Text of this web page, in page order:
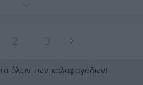
2 3
όλων των καλοφαγάδων!